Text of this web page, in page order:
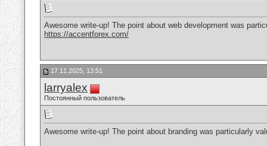
Awesome write-up! The point about web development was
https://accentforex.com/
17.11.2025, 13:51
larryalex
Постоянный пользователь
Awesome write-up! The point about branding was particularly